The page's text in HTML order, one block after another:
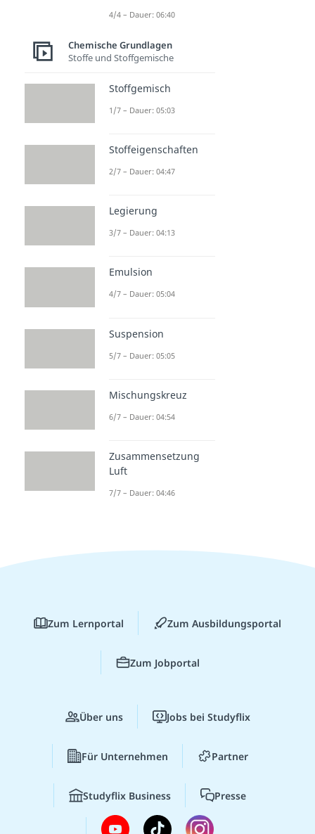
4/4 – Dauer: 06:40
Chemische Grundlagen
Stoffe und Stoffgemische
Stoffgemisch
1/7 – Dauer: 05:03
Stoffeigenschaften
2/7 – Dauer: 04:47
Legierung
3/7 – Dauer: 04:13
Emulsion
4/7 – Dauer: 05:04
Suspension
5/7 – Dauer: 05:05
Mischungskreuz
6/7 – Dauer: 04:54
Zusammensetzung
Luft
7/7 – Dauer: 04:46
Zum Lernportal Zum Ausbildungsportal
Zum Jobportal
Über uns Jobs bei Studyflix
Für Unternehmen Partner
Studyflix Business Presse